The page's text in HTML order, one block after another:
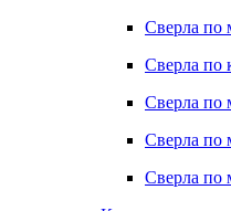
Сверла по
Сверла по
Сверла по
Сверла по
Сверла по